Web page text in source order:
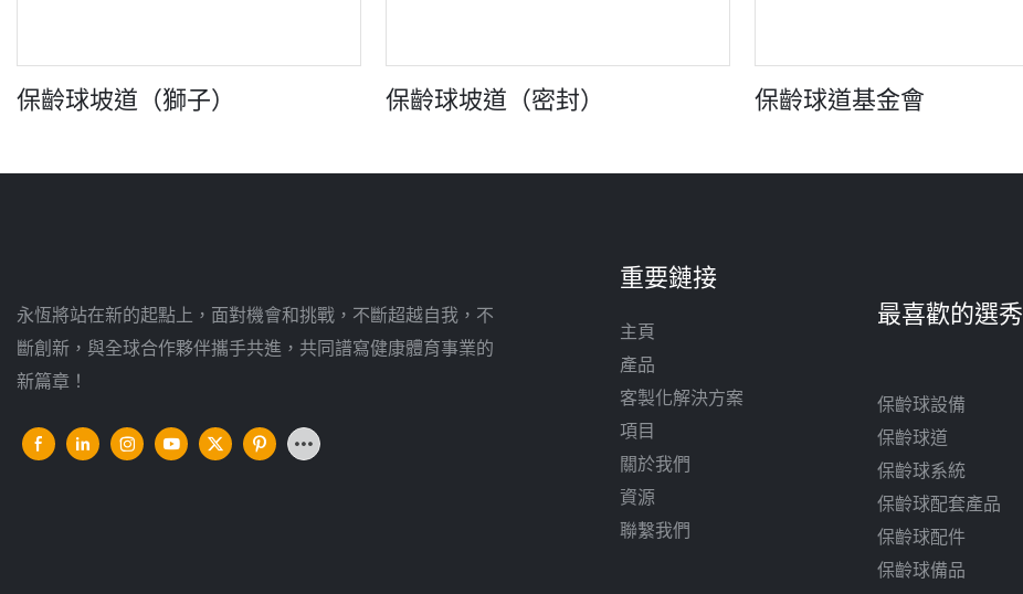
保齡球坡道（獅子） 保齡球坡道（密封） 保齡球道基金會
永恆將站在新的起點上，面對機會和挑戰，不斷超越自我，不
斷創新，與全球合作夥伴攜手共進，共同譜寫健康體育事業的
新篇章！
重要鏈接
主頁
產品
客製化解決方案
項目
關於我們
資源
聯繫我們
保齡球設備
保齡球道
保齡球系統
保齡球配套產品
保齡球配件
保齡球備品